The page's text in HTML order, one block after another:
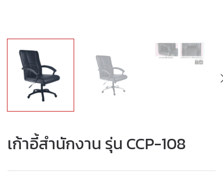
เก้าอี้สำนักงาน รุ่น CCP-108